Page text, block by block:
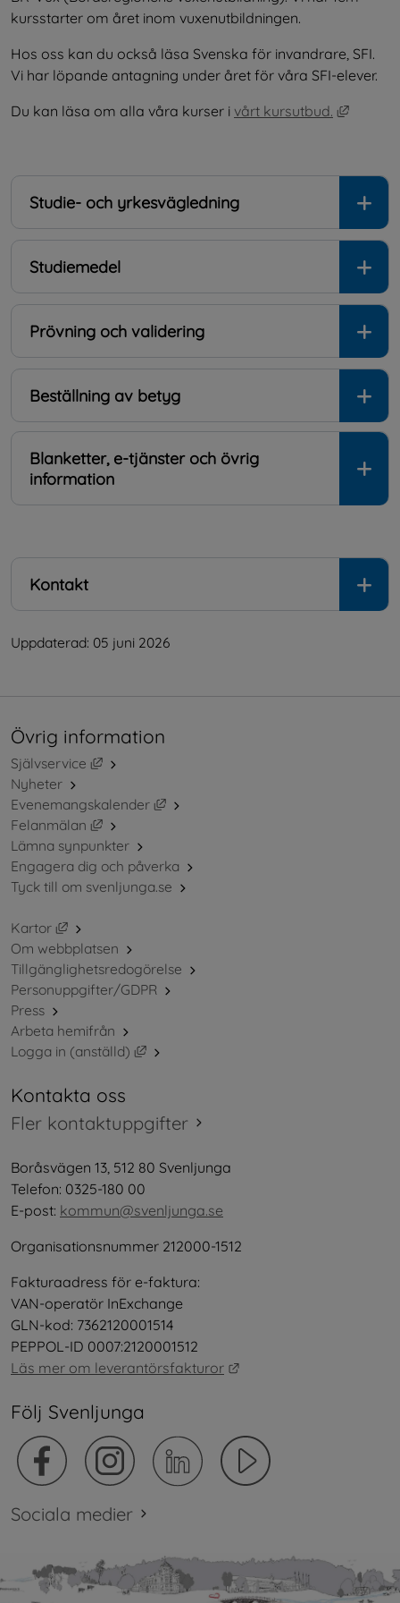
kursstarter om året inom vuxenutbildningen.
Hos oss kan du också läsa Svenska för invandrare, SFI.
Vi har löpande antagning under året för våra SFI-elever.
Du kan läsa om alla våra kurser i vårt kursutbud. Länk
Studie- och yrkesvägledning
Studiemedel
Prövning och validering
Beställning av betyg
Blanketter, e-tjänster och övrig
information
Kontakt
Uppdaterad: 05 juni 2026
Övrig information
Självservice
Länk till annan webbplats, öppnas i nytt fönster.
Nyheter
Evenemangskalender
Länk till annan webbplats, öppnas i
Felanmälan
Länk till annan webbplats, öppnas i nytt fönster.
Lämna synpunkter
Engagera dig och påverka
Tyck till om svenljunga.se
Kartor
Länk till annan webbplats, öppnas i nytt fönster.
Om webbplatsen
Tillgänglighetsredogörelse
Personuppgifter/GDPR
Press
Arbeta hemifrån
Logga in (anställd)
Länk till annan webbplats, öppnas i nytt
Kontakta oss
Fler kontaktuppgifter
Boråsvägen 13, 512 80 Svenljunga
Telefon: 0325-180 00
E-post: kommun@svenljunga.se
Organisationsnummer 212000-1512
Fakturaadress för e-faktura:
VAN-operatör InExchange
GLN-kod: 7362120001514
PEPPOL-ID 0007:2120001512
Läs mer om leverantörsfakturor
Följ Svenljunga
Sociala medier